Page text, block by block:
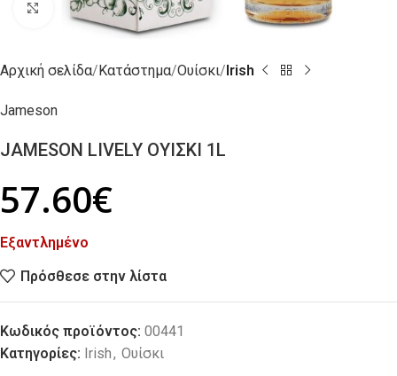
Click to enlarge
Αρχική σελίδα Κατάστημα Ουίσκι Irish
Jameson
JAMESON LIVELY ΟΥΙΣΚΙ 1L
57.60€
Εξαντλημένο
Πρόσθεσε στην λίστα
Κωδικός προϊόντος: 00441
Κατηγορίες: Irish, Ουίσκι